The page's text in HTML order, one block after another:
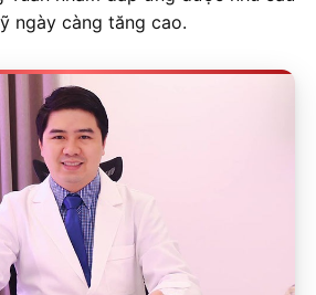
ngày càng tăng cao.